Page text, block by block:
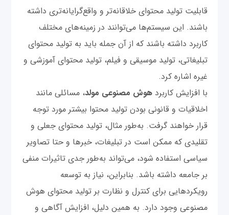
قابلیت تولید محتوای خلاقانه‌تر و واقع‌گرایانه‌تری داشته
باشند. این سیستم‌ها می‌توانند در زمینه‌های مختلف
کاربرد داشته باشند که از آن جمله باید به تولید محتوای
تبلیغاتی، تولید موسیقی و فیلم، تولید محتوای آموزشی و
غیره اشاره کرد.
با افزایش کاربرد هوش مصنوعی مولد، مسائلی مانند
اخلاقیات و قانونی بودن تولید محتوا بیشتر مورد توجه
قرار خواهند گرفت. به‌طور مثال، تولید محتوای جعلی و
تقلیدی که ممکن است در تبلیغات، خبرها و حتا تصاویر
سیاسی استفاده شود، می‌تواند به‌طور جدی تاثیرات منفی
بر جامعه داشته باشد. بنابراین، نیاز به توسعه
رویکرد‌هایی برای کنترل و نظارت بر تولید محتوای هوش
مصنوعی وجود دارد. به همین دلیل، افزایش آگاهی و